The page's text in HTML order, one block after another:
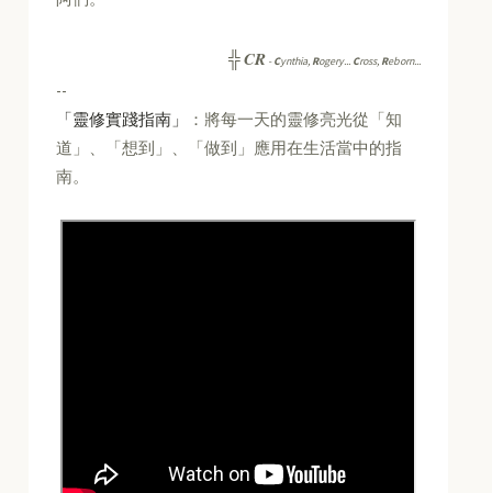
╬CR -Cynthia, Rogery... Cross, Reborn...
--
「靈修實踐指南」
：將每一天的靈修亮光從「知
道」、「想到」、「做到」應用在生活當中的指
南。